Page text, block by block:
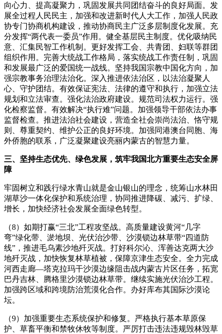
向心力、提高凝聚力，巩固发展共同团结奋斗的良好局面。发
展全过程人民民主，加强和改进新时代人大工作，加强人民政
协专门协商机构建设，推动协商民主广泛多层制度化发展。充
分发挥“两代表一委员”作用。健全基层民主制度。优化吸纳民
意、汇集民智工作机制。更好发挥工会、共青团、妇联等群团
组织作用。完善大统战工作格局，落实统战工作责任制，巩固
和发展最广泛的爱国统一战线。坚持我国宗教中国化方向，加
强宗教事务治理法治化。深入推进依法治区，以法治凝聚人
心、守护团结。有效保证宪法、法律的遵守和执行，加强立法
规划和立法审查。强化法治政府建设。规范司法权力运行。强
化检察监督。有效解决“执行难”问题。加强领导干部依法办事
监督检查。推进法治社会建设，营造全社会崇尚法治、恪守规
则、尊重契约、维护公正的良好环境。加强同港澳台同胞、海
外侨胞的联系，广泛凝聚建设亮丽内蒙古的智慧力量。
三、坚持生态优先、绿色发展，筑牢我国北方重要生态安全屏
障
牢固树立和践行绿水青山就是金山银山的理念，统筹山水林田
湖草沙一体化保护和系统治理，协同推进降碳、减污、扩绿、
增长，加快经济社会发展全面绿色转型。
（8）如期打赢“三北”工程攻坚战。高质量建设黄河“几字
弯”绿化带、淤地坝、光伏治沙带、沙漠锁边林草带“四道防
线”，推进毛乌素沙地歼灭战。打好科尔沁、浑善达克两大沙
地歼灭战，加快恢复林草植被，保障京津生态安全。全力完成
河西走廊—塔克拉玛干沙漠边缘阻击战内蒙古片区任务，拓宽
巴丹吉林、腾格里沙漠锁边林草带。继续实施光伏治沙工程。
加强跨区域和跨境防治荒漠化合作。办好库布其国际沙漠论
坛。
（9）加强重要生态系统保护和修复。严格执行基本草原保
护、草畜平衡和禁牧休牧等制度。严厉打击违法违规毁林毁草